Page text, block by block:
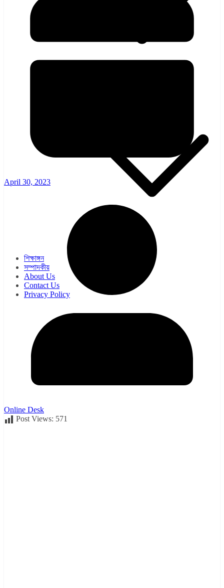
শিক্ষাঙ্গন
সম্পাদকীয়
About Us
Contact Us
Privacy Policy
April 30, 2023
Online Desk
Post Views: 571